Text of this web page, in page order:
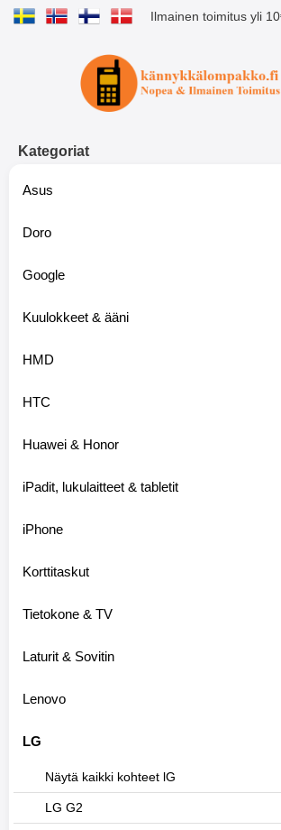
Ilmainen toimitus yli
Ostoskori
Kategoriat
Asus
Doro
Google
Kuulokkeet & ääni
HMD
HTC
Huawei & Honor
iPadit, lukulaitteet & tabletit
iPhone
Korttitaskut
Tietokone & TV
Laturit & Sovitin
Lenovo
LG
Näytä kaikki kohteet lG
LG G2